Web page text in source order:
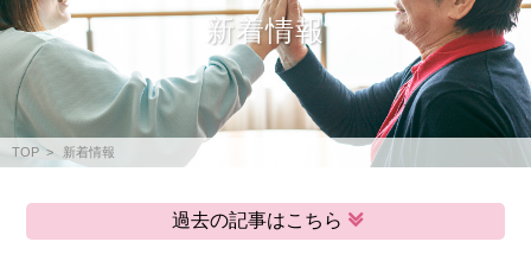
新着情報
TOP 新着情報
過去の記事はこちら